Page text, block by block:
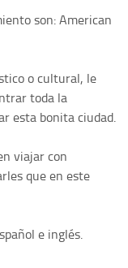
son: American
o cultural, le
toda la
esta bonita ciudad.
viajar con
que en este
e inglés.